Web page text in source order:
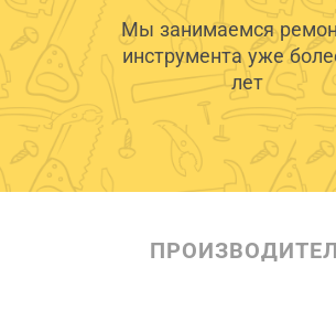
Мы занимаемся
инструмента уже
лет